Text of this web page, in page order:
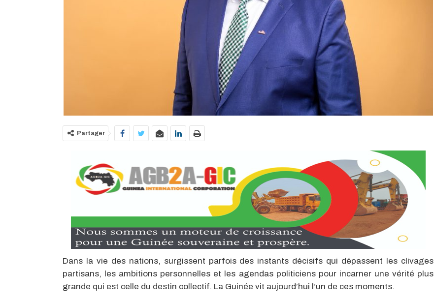
Partager
Dans la vie des nations, surgissent parfois des instants décisifs qui dépassent les clivages
partisans, les ambitions personnelles et les agendas politiciens pour incarner une vérité plus
grande qui est celle du destin collectif. La Guinée vit aujourd’hui l’un de ces moments.